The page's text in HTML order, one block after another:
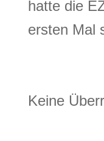
hatte die
ersten Mal
Keine